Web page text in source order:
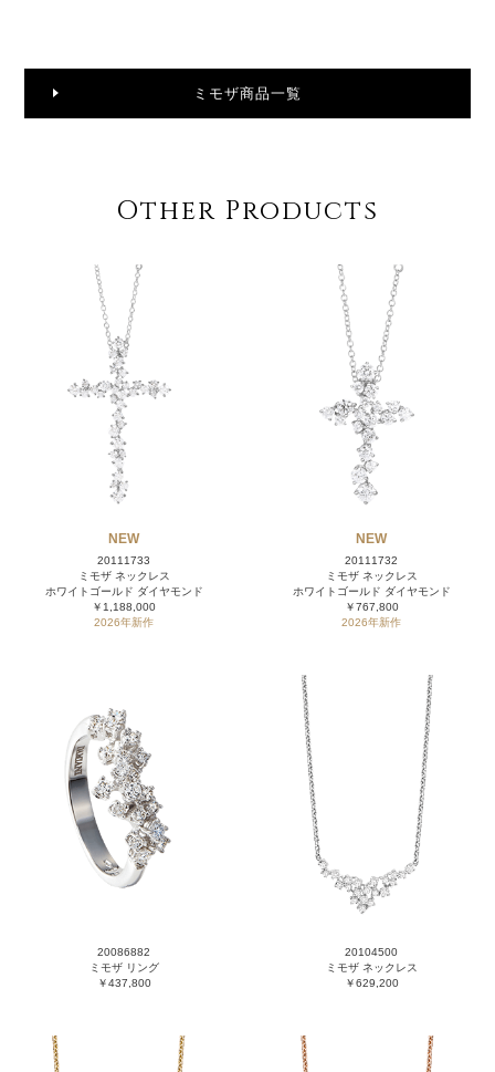
ミモザ商品一覧
Other Products
NEW
20111733
ミモザ ネックレス
ホワイトゴールド ダイヤモンド
￥1,188,000
2026年新作
NEW
20111732
ミモザ ネックレス
ホワイトゴールド ダイヤモンド
￥767,800
2026年新作
20086882
ミモザ リング
￥437,800
20104500
ミモザ ネックレス
￥629,200